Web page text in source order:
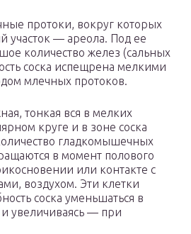
протоки, вокруг которых
участок — ареола. Под ее
количество желез (сальных
соска испещрена мелкими
млечных протоков.
тонкая вся в мелких
круге и в зоне соска
гладкомышечных
в момент полового
или контакте с
воздухом. Эти клетки
соска уменьшаться в
и увеличиваясь — при